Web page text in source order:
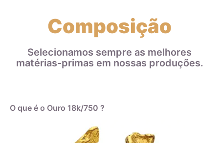
Composição
Selecionamos sempre as melhores
matérias-primas em nossas produções.
O que é o Ouro 18k/750 ?